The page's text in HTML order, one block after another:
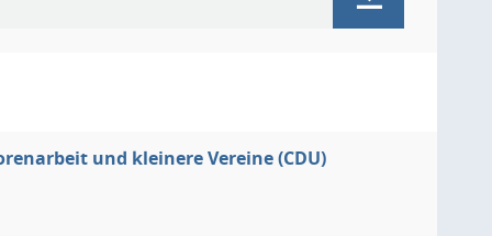
und kleinere Vereine (CDU)